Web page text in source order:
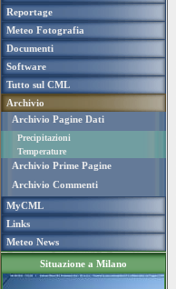
Reportage
Meteo Fotografia
Documenti
Software
Tutto sul CML
Archivio
Archivio Pagine Dati
Precipitazioni
Temperature
Archivio Prime Pagine
Archivio Commenti
MyCML
Links
Meteo News
Situazione a Milano